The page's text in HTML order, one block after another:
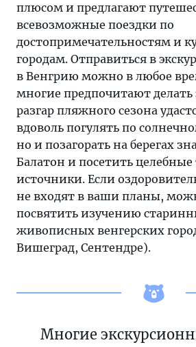
плюсом и предлагают
всевозможные поездки по
достопримечательностям и
городам. Отправиться в
в Венгрию можно в любое
многие предпочитают делать
разгар пляжного сезона
вдоволь погулять по
но и позагорать на берегах
Балатон и посетить
источники. Если
не входят в ваши планы,
посвятить изучению
живописных венгерских
Вишеград, Сентендре).
Многие